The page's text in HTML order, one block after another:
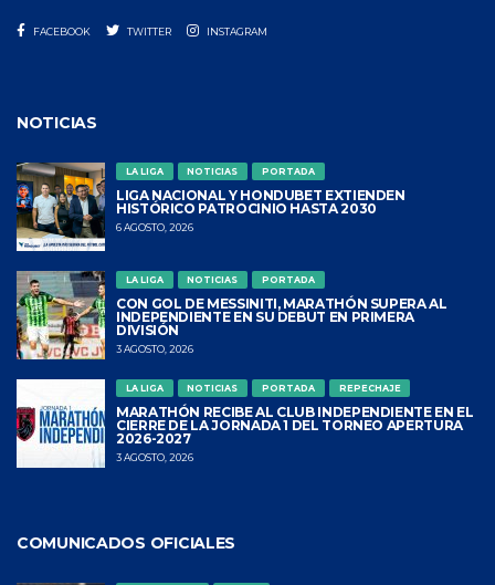
FACEBOOK TWITTER INSTAGRAM
NOTICIAS
LA LIGA NOTICIAS PORTADA
LIGA NACIONAL Y HONDUBET EXTIENDEN
HISTÓRICO PATROCINIO HASTA 2030
6 AGOSTO, 2026
LA LIGA NOTICIAS PORTADA
CON GOL DE MESSINITI, MARATHÓN SUPERA AL
INDEPENDIENTE EN SU DEBUT EN PRIMERA
DIVISIÓN
3 AGOSTO, 2026
LA LIGA NOTICIAS PORTADA REPECHAJE
MARATHÓN RECIBE AL CLUB INDEPENDIENTE EN EL
CIERRE DE LA JORNADA 1 DEL TORNEO APERTURA
2026-2027
3 AGOSTO, 2026
COMUNICADOS OFICIALES